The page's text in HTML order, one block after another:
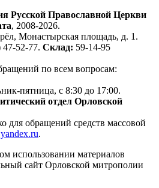
Русской Православной Церкви
, 2008-2026.
Монастырская площадь, д. 1.
47-52-77. Склад: 59-14-95
по всем вопросам:
пятница, с 8:30 до 17:00.
отдел Орловской
для обращений средств массовой
.
использовании материалов
сайт Орловской митрополии